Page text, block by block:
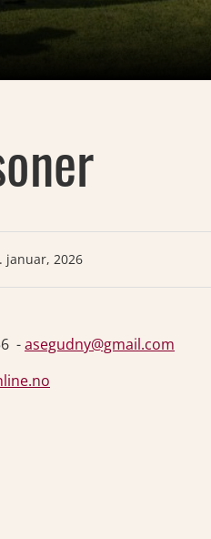
januar, 2026
-asegudny@gmail.com